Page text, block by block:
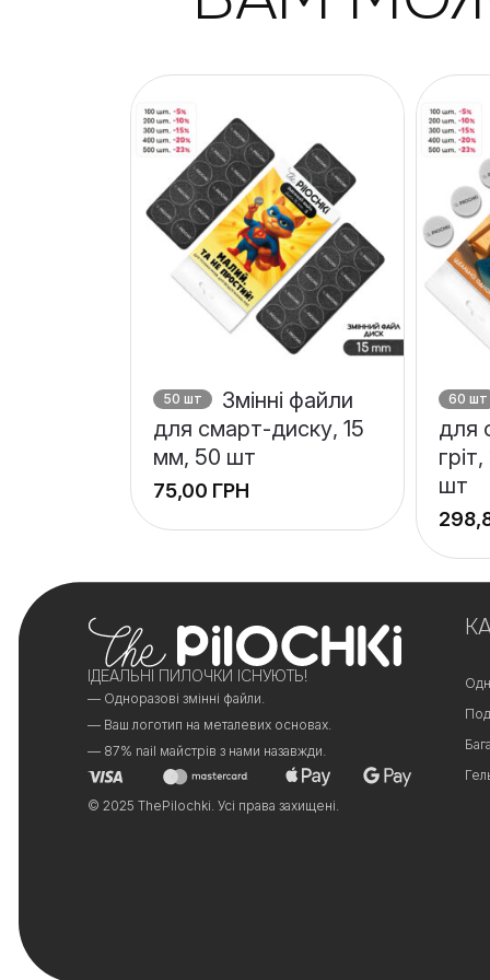
50 шт
Змінні файли
для смарт-диску, 15
мм, 50 шт
ГРН
60 шт
для
шт
−
ІДЕАЛЬНІ ПИЛОЧКИ ІСНУЮТЬ!
— Одноразові змінні файли.
— Ваш логотип на металевих основах.
— 87% nail майстрів з нами назавжди.
© 2025 ThePilochki. Усі права захищені.